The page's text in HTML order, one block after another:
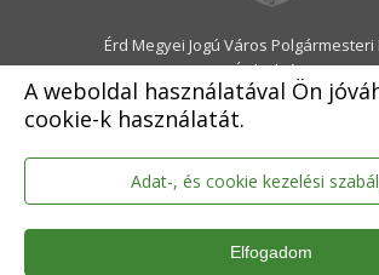
A weboldal használatával Ön
cookie-k használatát.
Adat-, és cookie kezelési
Elfogadom
Érd Megyei Jogú Város
2030 Érd, Alsó utca 1.
Levélcím: 2031 Érd, Pf.: 31
E-mail:onkormanyzat@erd.hu
Telefonközpont:06-23-522-
Ügyfélszolgálat:06-23-522-
Hivatali Kapu: ERDPH
KRID szám: 707189964